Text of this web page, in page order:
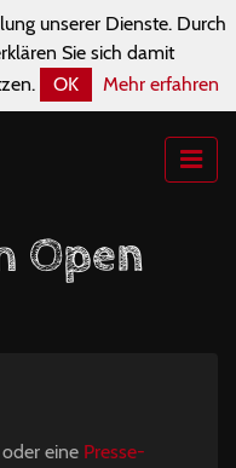
unserer Dienste. Durch
Sie sich damit
OK Mehr erfahren
Open
oder eine Presse-